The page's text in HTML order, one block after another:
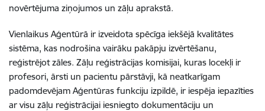
novērtējuma ziņojumos un zāļu aprakstā.
Vienlaikus Aģentūrā ir izveidota spēcīga iekšējā kvalitātes
sistēma, kas nodrošina vairāku pakāpju izvērtēšanu,
reģistrējot zāles. Zāļu reģistrācijas komisijai, kuras locekļi ir
profesori, ārsti un pacientu pārstāvji, kā neatkarīgam
padomdevējam Aģentūras funkciju izpildē, ir iespēja iepazīties
ar visu zāļu reģistrācijai iesniegto dokumentāciju un